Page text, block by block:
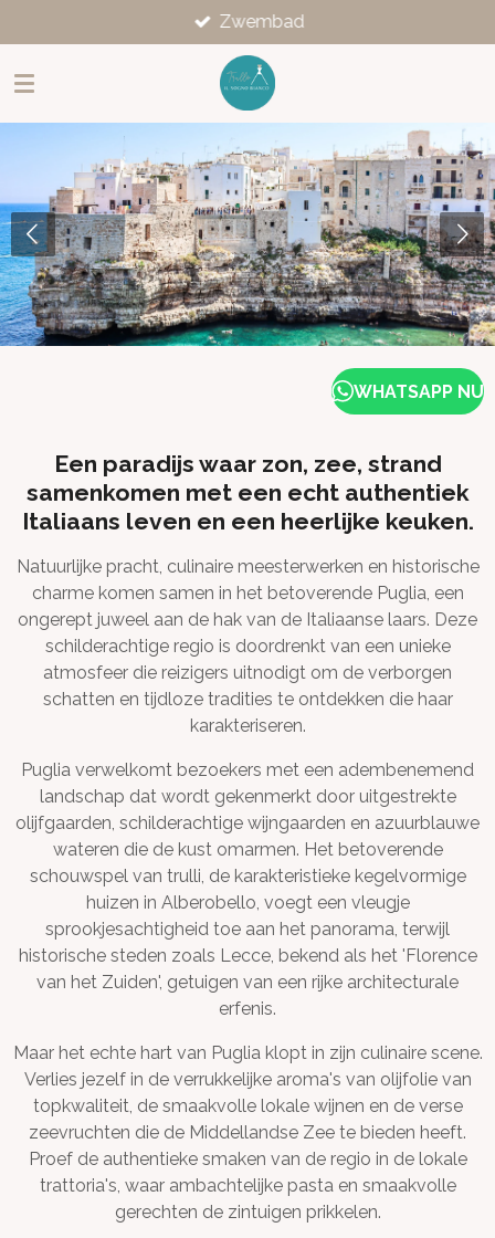
direct
naar
hoofdinhoud
Zwembad
WHATSAPP NU
Een paradijs waar zon, zee, strand
samenkomen met een echt authentiek
Italiaans leven en een heerlijke keuken.
Natuurlijke pracht, culinaire meesterwerken en historische
charme komen samen in het betoverende Puglia, een
ongerept juweel aan de hak van de Italiaanse laars. Deze
schilderachtige regio is doordrenkt van een unieke
atmosfeer die reizigers uitnodigt om de verborgen
schatten en tijdloze tradities te ontdekken die haar
karakteriseren.
Puglia verwelkomt bezoekers met een adembenemend
landschap dat wordt gekenmerkt door uitgestrekte
olijfgaarden, schilderachtige wijngaarden en azuurblauwe
wateren die de kust omarmen. Het betoverende
schouwspel van trulli, de karakteristieke kegelvormige
huizen in Alberobello, voegt een vleugje
sprookjesachtigheid toe aan het panorama, terwijl
historische steden zoals Lecce, bekend als het 'Florence
van het Zuiden', getuigen van een rijke architecturale
erfenis.
Maar het echte hart van Puglia klopt in zijn culinaire scene.
Verlies jezelf in de verrukkelijke aroma's van olijfolie van
topkwaliteit, de smaakvolle lokale wijnen en de verse
zeevruchten die de Middellandse Zee te bieden heeft.
Proef de authentieke smaken van de regio in de lokale
trattoria's, waar ambachtelijke pasta en smaakvolle
gerechten de zintuigen prikkelen.